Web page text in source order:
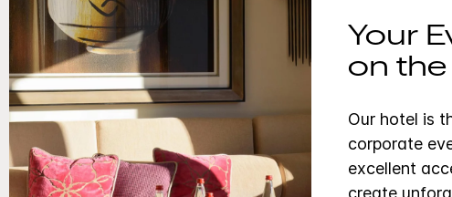
Your
on the
Our hotel is
corporate
excellent
create